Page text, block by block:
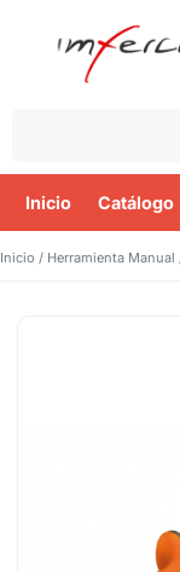
Inicio Catálogo
Inicio / Herramienta Manual